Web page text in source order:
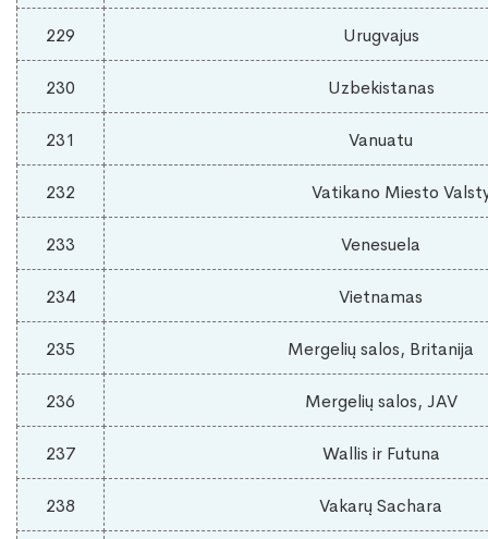
229 Urugvajus
230 Uzbekistanas
231 Vanuatu
232 Vatikano Miesto
233 Venesuela
234 Vietnamas
235 Mergelių salos, Britanija
236 Mergelių salos, JAV
237 Wallis ir Futuna
238 Vakarų Sachara